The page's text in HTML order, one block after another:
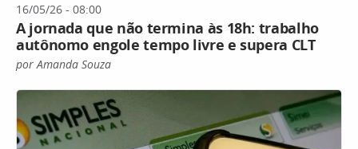
16/05/26 - 08:00
A jornada que não termina às 18h: trabalho
autônomo engole tempo livre e supera CLT
por Amanda Souza